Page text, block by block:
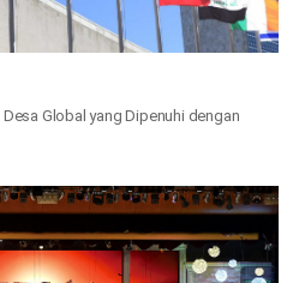
Global yang Dipenuhi dengan